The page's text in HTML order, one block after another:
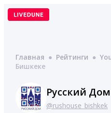
Перейти
Главная ● Рейтинги ●
Бишкеке
Русский
@rushouse_bishkek